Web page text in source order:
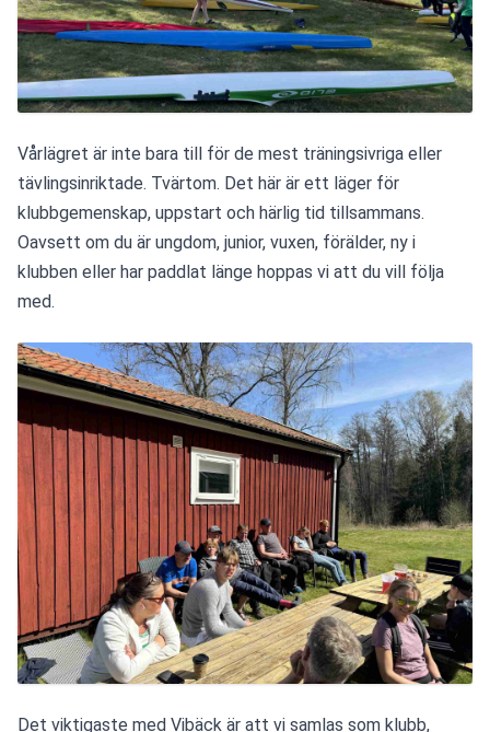
Vårlägret är inte bara till för de mest träningsivriga eller
tävlingsinriktade. Tvärtom. Det här är ett läger för
klubbgemenskap, uppstart och härlig tid tillsammans.
Oavsett om du är ungdom, junior, vuxen, förälder, ny i
klubben eller har paddlat länge hoppas vi att du vill följa
med.
Det viktigaste med Vibäck är att vi samlas som klubb,